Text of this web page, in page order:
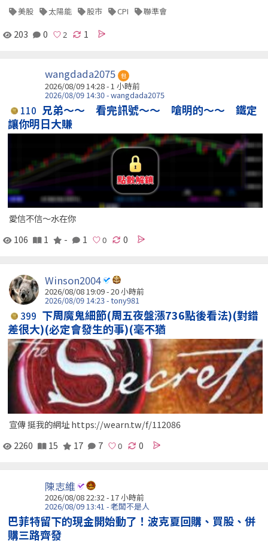
美股 太陽能 股市 CPI 聯準會
203 0 1
wangdada2075 包
2026/08/09 14:28 - 1 小時前
2026/08/09 14:30 - wangdada2075
110 兄弟～～ 看完訊號～～ 嗆明的～～ 鐵定
讓你明日大賺
愛信不信～水在你
106
1 - 1 0
Winson2004
2026/08/08 19:09 -20 小時前
2026/08/09 14:23 - tony981
399 下周魔鬼細節(周五夜盤漲736點後看法)(對錯
差很大)(必定會發生的事)(毫不猶
宣傳 挺我的網址 https://wearn.tw/f/112086
2260
15 17 7 0
陳志維
2026/08/08 22:32 - 17 小時前
2026/08/09 13:41 - 老闆不是人
巴菲特留下的現金開始動了！波克夏回購、買股、併
購三路齊發